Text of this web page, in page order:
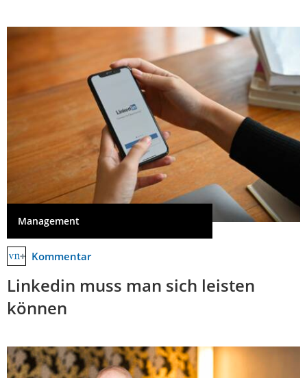
Management
Kommentar
Linkedin muss man sich leisten
können